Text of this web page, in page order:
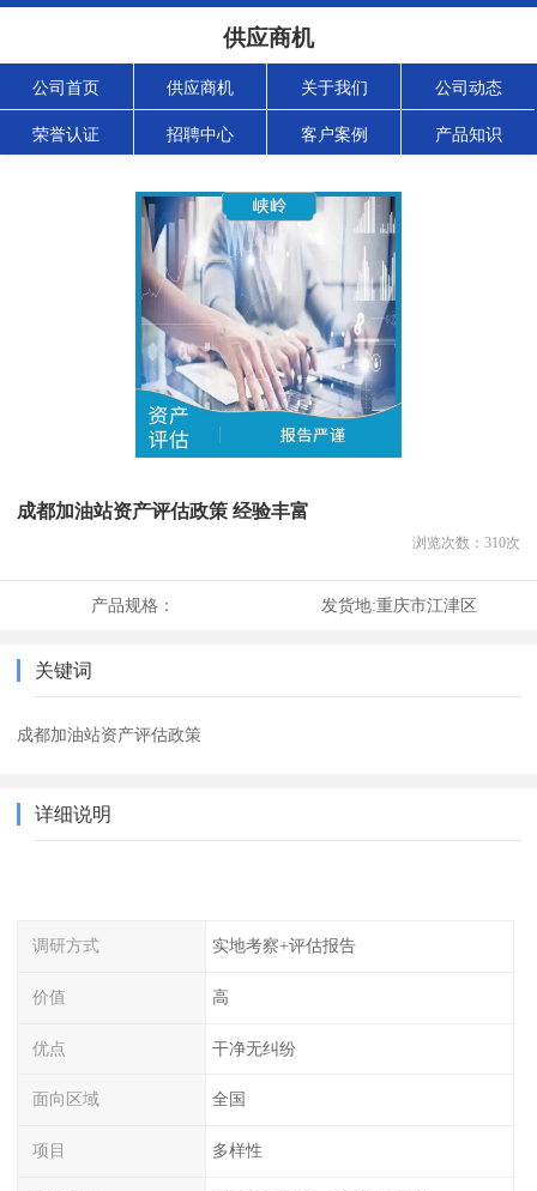
供应商机
公司首页 供应商机 关于我们 公司动态
荣誉认证 招聘中心 客户案例 产品知识
成都加油站资产评估政策 经验丰富
浏览次数： 310次
产品规格： 发货地:重庆市江津区
关键词
成都加油站资产评估政策
详细说明
调研方式 实地考察+评估报告
价值 高
优点 干净无纠纷
面向区域 全国
项目 多样性